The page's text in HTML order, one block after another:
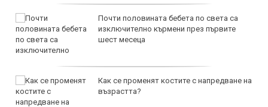
Почти половината бебета по света са
изключително кърмени през първите
шест месеца
Как се променят костите с напредване на
възрастта?